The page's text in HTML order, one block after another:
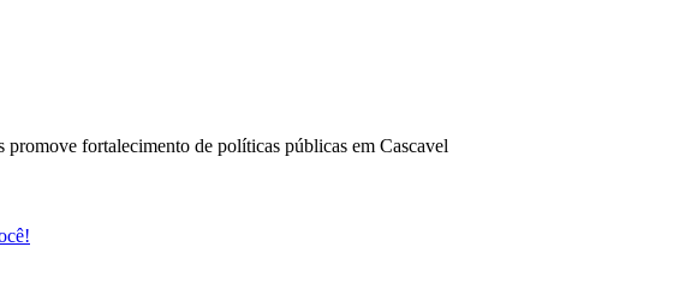
promove fortalecimento de políticas públicas em Cascavel